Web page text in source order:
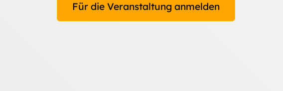
Für die Veranstaltung anmelden